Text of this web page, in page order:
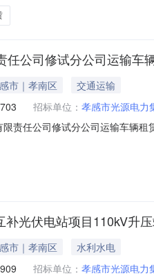
任公司修试分公司运输车
市｜孝南区
交通运输
招标单位： 孝感市光源电力
责任公司修试分公司运输车辆
载附件
光伏电站项目110kV升
市｜孝南区
水利水电
招标单位： 孝感市光源电力